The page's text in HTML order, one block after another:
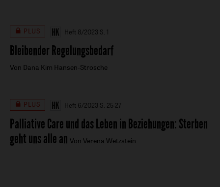
PLUS Heft 8/2023 S. 1
Bleibender Regelungsbedarf
Von Dana Kim Hansen-Strosche
PLUS Heft 6/2023 S. 25-27
Palliative Care und das Leben in Beziehungen:Sterben
geht uns alle an Von Verena Wetzstein